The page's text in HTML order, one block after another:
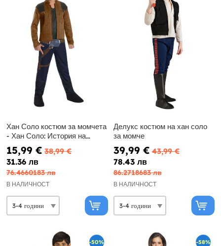
Хан Соло костюм за момчета
- Хан Соло: История на
Междузвездни войни
15,99 € 38,99 €
31.36 лв
76.4660183 лв
В НАЛИЧНОСТ
Делукс костюм на хан соло
за момче
39,99 € 43,99 €
78.43 лв
86.2718683 лв
В НАЛИЧНОСТ
-50% -58%